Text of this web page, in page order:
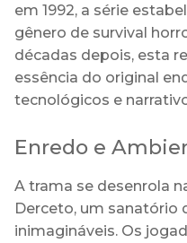
em 1992, a série
gênero de survival
décadas depois, esta
essência do original
tecnológicos e
Enredo e
A trama se desenrola
Derceto, um sanatório
inimagináveis. Os